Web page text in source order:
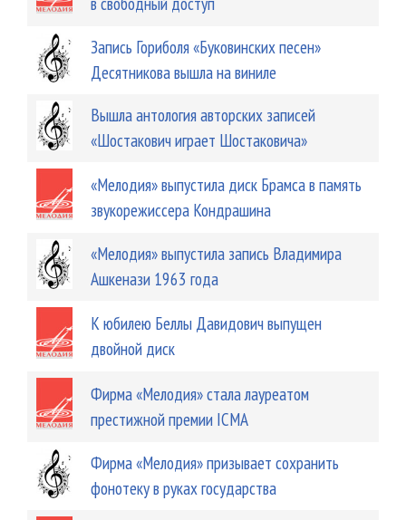
Запись Гориболя «Буковинских песен»
Десятникова вышла на виниле
Вышла антология авторских записей
«Шостакович играет Шостаковича»
«Мелодия» выпустила диск Брамса в память
звукорежиссера Кондрашина
«Мелодия» выпустила запись Владимира
Ашкенази 1963 года
К юбилею Беллы Давидович выпущен
двойной диск
Фирма «Мелодия» стала лауреатом
престижной премии ICMA
Фирма «Мелодия» призывает сохранить
фонотеку в руках государства